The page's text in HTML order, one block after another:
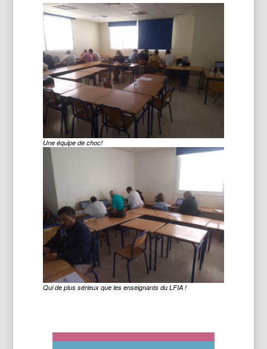
Une équipe de choc!
Qui de plus sérieux que les enseignants du LFIA !